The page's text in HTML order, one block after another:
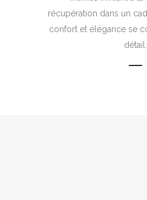
récupération dans un
confort et élégance se
détail.